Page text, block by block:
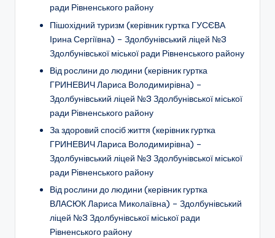
ради Рівненського району
Пішохідний туризм (керівник гуртка ГУСЄВА
Ірина Сергіївна) – Здолбунівський ліцей №3
Здолбунівської міської ради Рівненського району
Від рослини до людини (керівник гуртка
ГРИНЕВИЧ Лариса Володимирівна) –
Здолбунівський ліцей №3 Здолбунівської міської
ради Рівненського району
За здоровий спосіб життя (керівник гуртка
ГРИНЕВИЧ Лариса Володимирівна) –
Здолбунівський ліцей №3 Здолбунівської міської
ради Рівненського району
Від рослини до людини (керівник гуртка
ВЛАСЮК Лариса Миколаївна) – Здолбунівський
ліцей №3 Здолбунівської міської ради
Рівненського району